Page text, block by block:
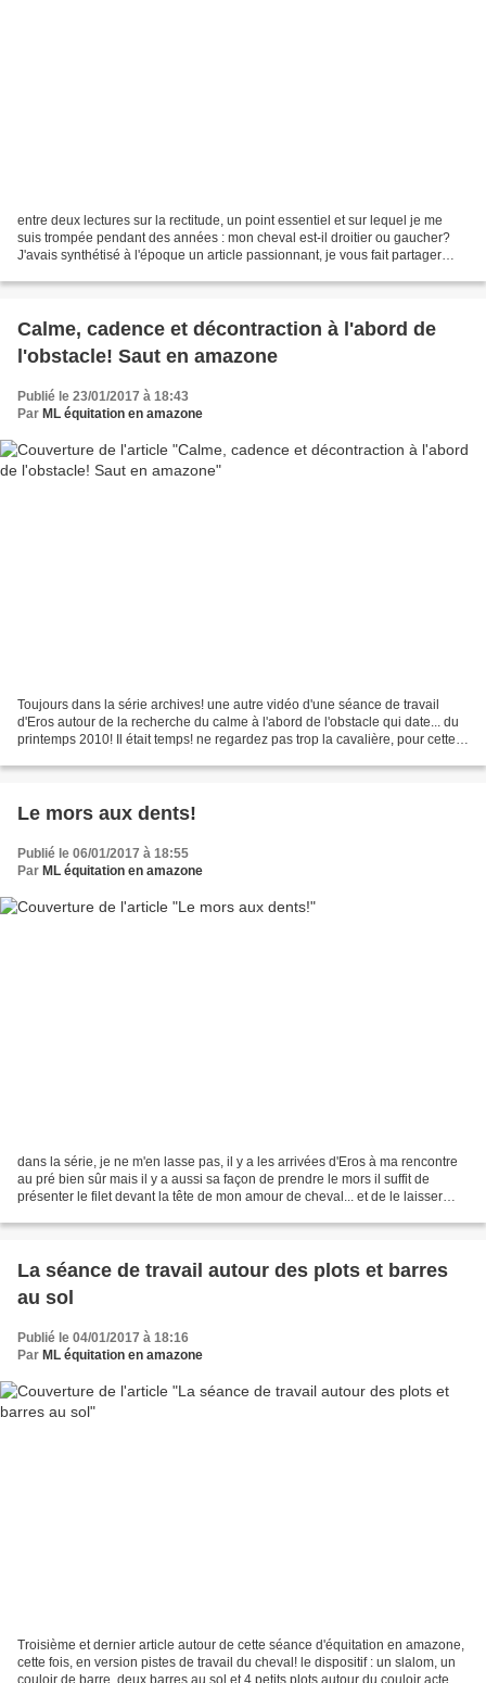
entre deux lectures sur la rectitude, un point essentiel et sur lequel je me
suis trompée pendant des années : mon cheval est-il droitier ou gaucher?
J'avais synthétisé à l'époque un article passionnant, je vous fait partager
Calme, cadence et décontraction à l'abord de
l'obstacle! Saut en amazone
Publié le 23/01/2017 à 18:43
Par ML équitation en amazone
Toujours dans la série archives! une autre vidéo d'une séance de travail
d'Eros autour de la recherche du calme à l'abord de l'obstacle qui date... du
printemps 2010! Il était temps! ne regardez pas trop la cavalière, pour cette
Le mors aux dents!
Publié le 06/01/2017 à 18:55
Par ML équitation en amazone
dans la série, je ne m'en lasse pas, il y a les arrivées d'Eros à ma rencontre
au pré bien sûr mais il y a aussi sa façon de prendre le mors il suffit de
présenter le filet devant la tête de mon amour de cheval... et de le laisser
La séance de travail autour des plots et barres
au sol
Publié le 04/01/2017 à 18:16
Par ML équitation en amazone
Troisième et dernier article autour de cette séance d'équitation en amazone,
cette fois, en version pistes de travail du cheval! le dispositif : un slalom, un
couloir de barre, deux barres au sol et 4 petits plots autour du couloir acte 1 :